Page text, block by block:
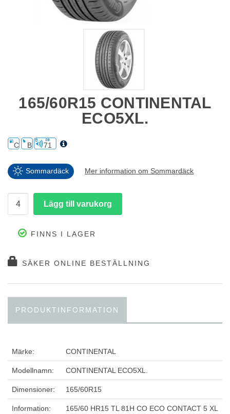
165/60R15 CONTINENTAL
ECO5XL.
C B 71
Sommardäck Mer information om Sommardäck
FINNS I LAGER
SÄKER ONLINE BESTÄLLNING
PRODUKTINFORMATION
Märke: CONTINENTAL
Modellnamn: CONTINENTAL ECO5XL.
Dimensioner: 165/60R15
Information: 165/60 HR15 TL 81H CO ECO CONTACT 5 XL